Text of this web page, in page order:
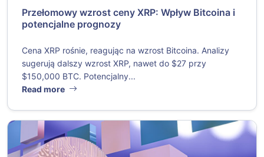
Przełomowy wzrost ceny XRP: Wpływ Bitcoina i
potencjalne prognozy
Cena XRP rośnie, reagując na wzrost Bitcoina. Analizy
sugerują dalszy wzrost XRP, nawet do $27 przy
$150,000 BTC. Potencjalny...
Read more